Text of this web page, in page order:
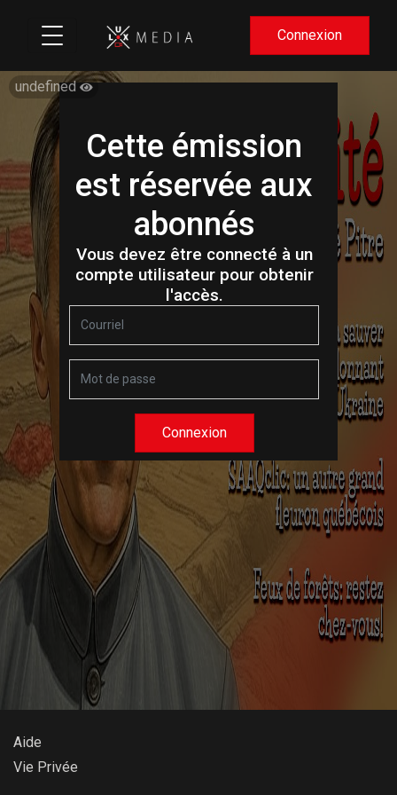
Connexion
undefined
Cette émission
est réservée aux
abonnés
Vous devez être connecté à un
compte utilisateur pour obtenir
l'accès.
Connexion
Aide
Vie Privée